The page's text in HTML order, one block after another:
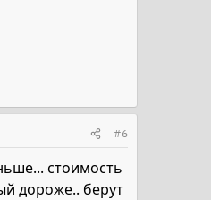
#6
стоимость
дороже.. берут